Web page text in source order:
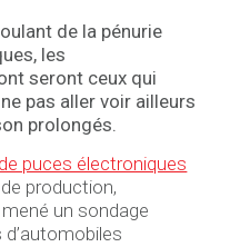
de la pénurie
les
seront ceux qui
pas aller voir ailleurs
prolongés.
puces électroniques
production,
un sondage